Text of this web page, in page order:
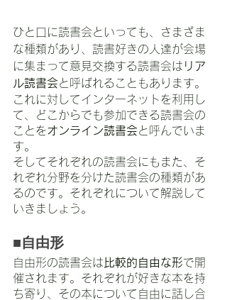
ひと口に読書会といっても、さまざま
な種類があり、読書好きの人達が会場
に集まって意見交換する読書会は リア
ル読書会と呼ばれることもあります。
これに対してインターネットを利用し
て、どこからでも参加できる読書会の
ことをオンライン読書会と呼んでいま
す。
そしてそれぞれの読書会にもまた、そ
れぞれ分野を分けた読書会の種類があ
るのです。それぞれについて解説して
いきましょう。
■自由形
自由形の読書会は 比較的自由な形で開
催されます。それぞれが好きな本を持
ち寄り、その本について自由に話し合